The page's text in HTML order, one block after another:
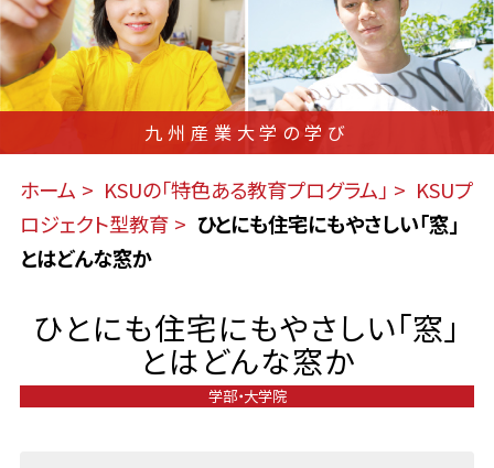
九州産業大学の学び
ホーム KSUの「特色ある教育プログラム」
KSUプ
ロジェクト型教育
ひとにも住宅にもやさしい「窓」
とはどんな窓か
ひとにも住宅にもやさしい「窓」
とはどんな窓か
学部・大学院